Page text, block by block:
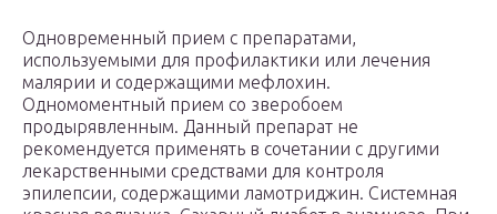
Одновременный прием с препаратами,
используемыми для профилактики или лечения
малярии и содержащими мефлохин.
Одномоментный прием со зверобоем
продырявленным. Данный препарат не
рекомендуется применять в сочетании с другими
лекарственными средствами для контроля
эпилепсии, содержащими ламотриджин. Системная